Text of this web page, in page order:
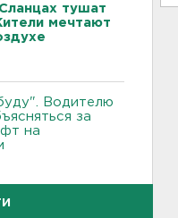
тушат
мечтают
Водителю
за
на
на складе